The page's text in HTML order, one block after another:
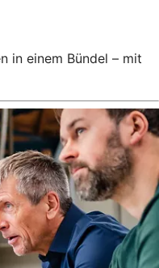
in einem Bündel – mit